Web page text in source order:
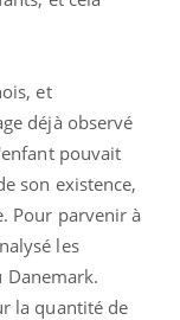
et
déjà observé
pouvait
son existence,
Pour parvenir à
les
Danemark.
la quantité de